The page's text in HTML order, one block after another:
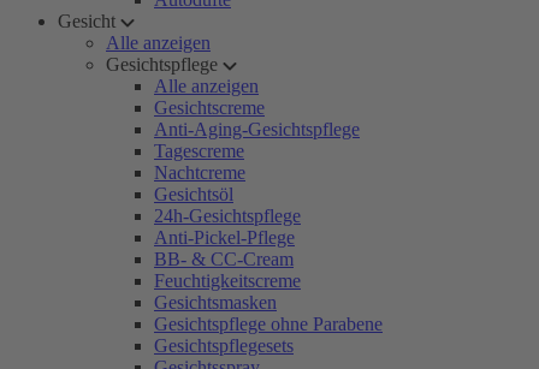
Gesicht
Alle anzeigen
Gesichtspflege
Alle anzeigen
Gesichtscreme
Anti-Aging-Gesichtspflege
Tagescreme
Nachtcreme
Gesichtsöl
24h-Gesichtspflege
Anti-Pickel-Pflege
BB- & CC-Cream
Feuchtigkeitscreme
Gesichtsmasken
Gesichtspflege ohne Parabene
Gesichtspflegesets